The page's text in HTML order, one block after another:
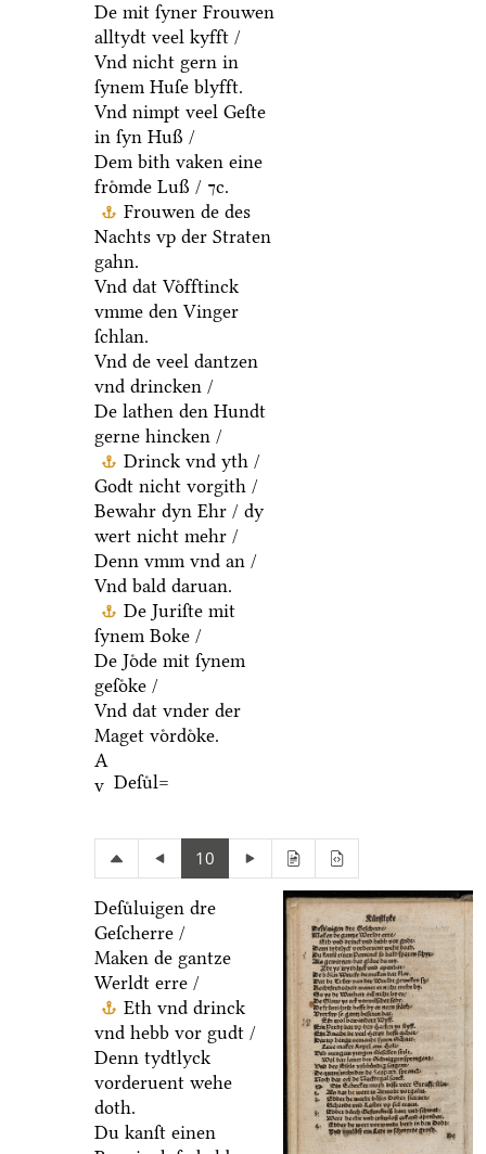
De mit ſyner Frouwen
alltydt veel kyfft /
Vnd nicht gern in
ſynem Huſe blyfft.
Vnd nimpt veel Geſte
in ſyn Huß /
Dem bith vaken eine
froͤmde Luß / ⁊c.
Frouwen de des
Nachts vp der Straten
gahn.
Vnd dat Voͤfftinck
vmme den Vinger
ſchlan.
Vnd de veel dantzen
vnd drincken /
De lathen den Hundt
gerne hincken /
Drinck vnd yth /
Godt nicht vorgith /
Bewahr dyn Ehr / dy
wert nicht mehr /
Denn vmm vnd an /
Vnd bald daruan.
De Juriſte mit
ſynem Boke /
De Joͤde mit ſynem
geſoͤke /
Vnd dat vnder der
Maget voͤrdoͤke.
A
v Deſuͤl=
10
Deſuͤluigen dre
Geſcherre /
Maken de gantze
Werldt erre /
Eth vnd drinck
vnd hebb vor gudt /
Denn tydtlyck
vorderuent wehe
doth.
Du kanſt einen